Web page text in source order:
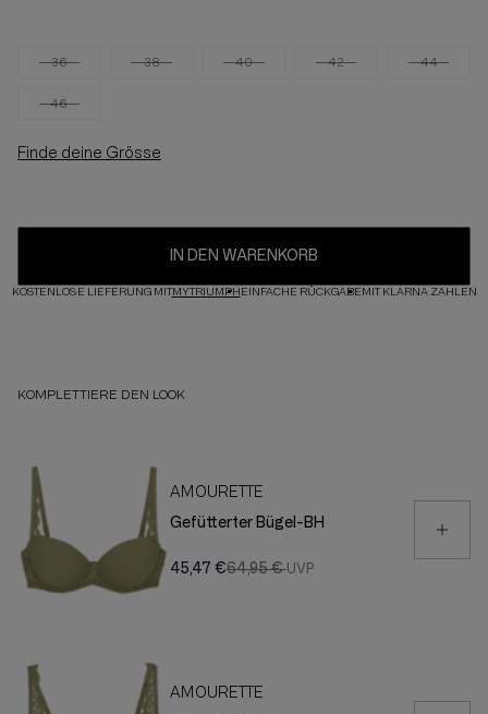
36 38 40 42 44
46
Finde deine Grösse
IN DEN WARENKORB
KOSTENLOSE LIEFERUNG MITMYTRIUMPHEINFACHE RÜCKGABEMIT KLARNA ZAHLEN
KOMPLETTIERE DEN LOOK
AMOURETTE
Gefütterter Bügel-BH
45,47 €64,95 €
AMOURETTE